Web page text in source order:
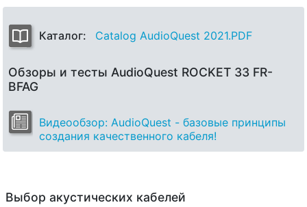
Каталог: Catalog AudioQuest 2021.PDF
Обзоры и тесты AudioQuest ROCKET 33 FR-
BFAG
Видеообзор: AudioQuest - базовые принципы
создания качественного кабеля!
Выбор акустических кабелей